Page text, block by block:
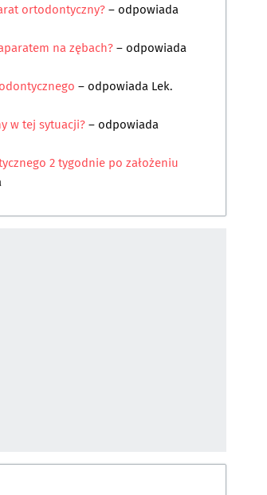
ortodontyczny?– odpowiada
na zębach?– odpowiada
– odpowiada Lek.
w tej sytuacji?– odpowiada
2 tygodnie po założeniu